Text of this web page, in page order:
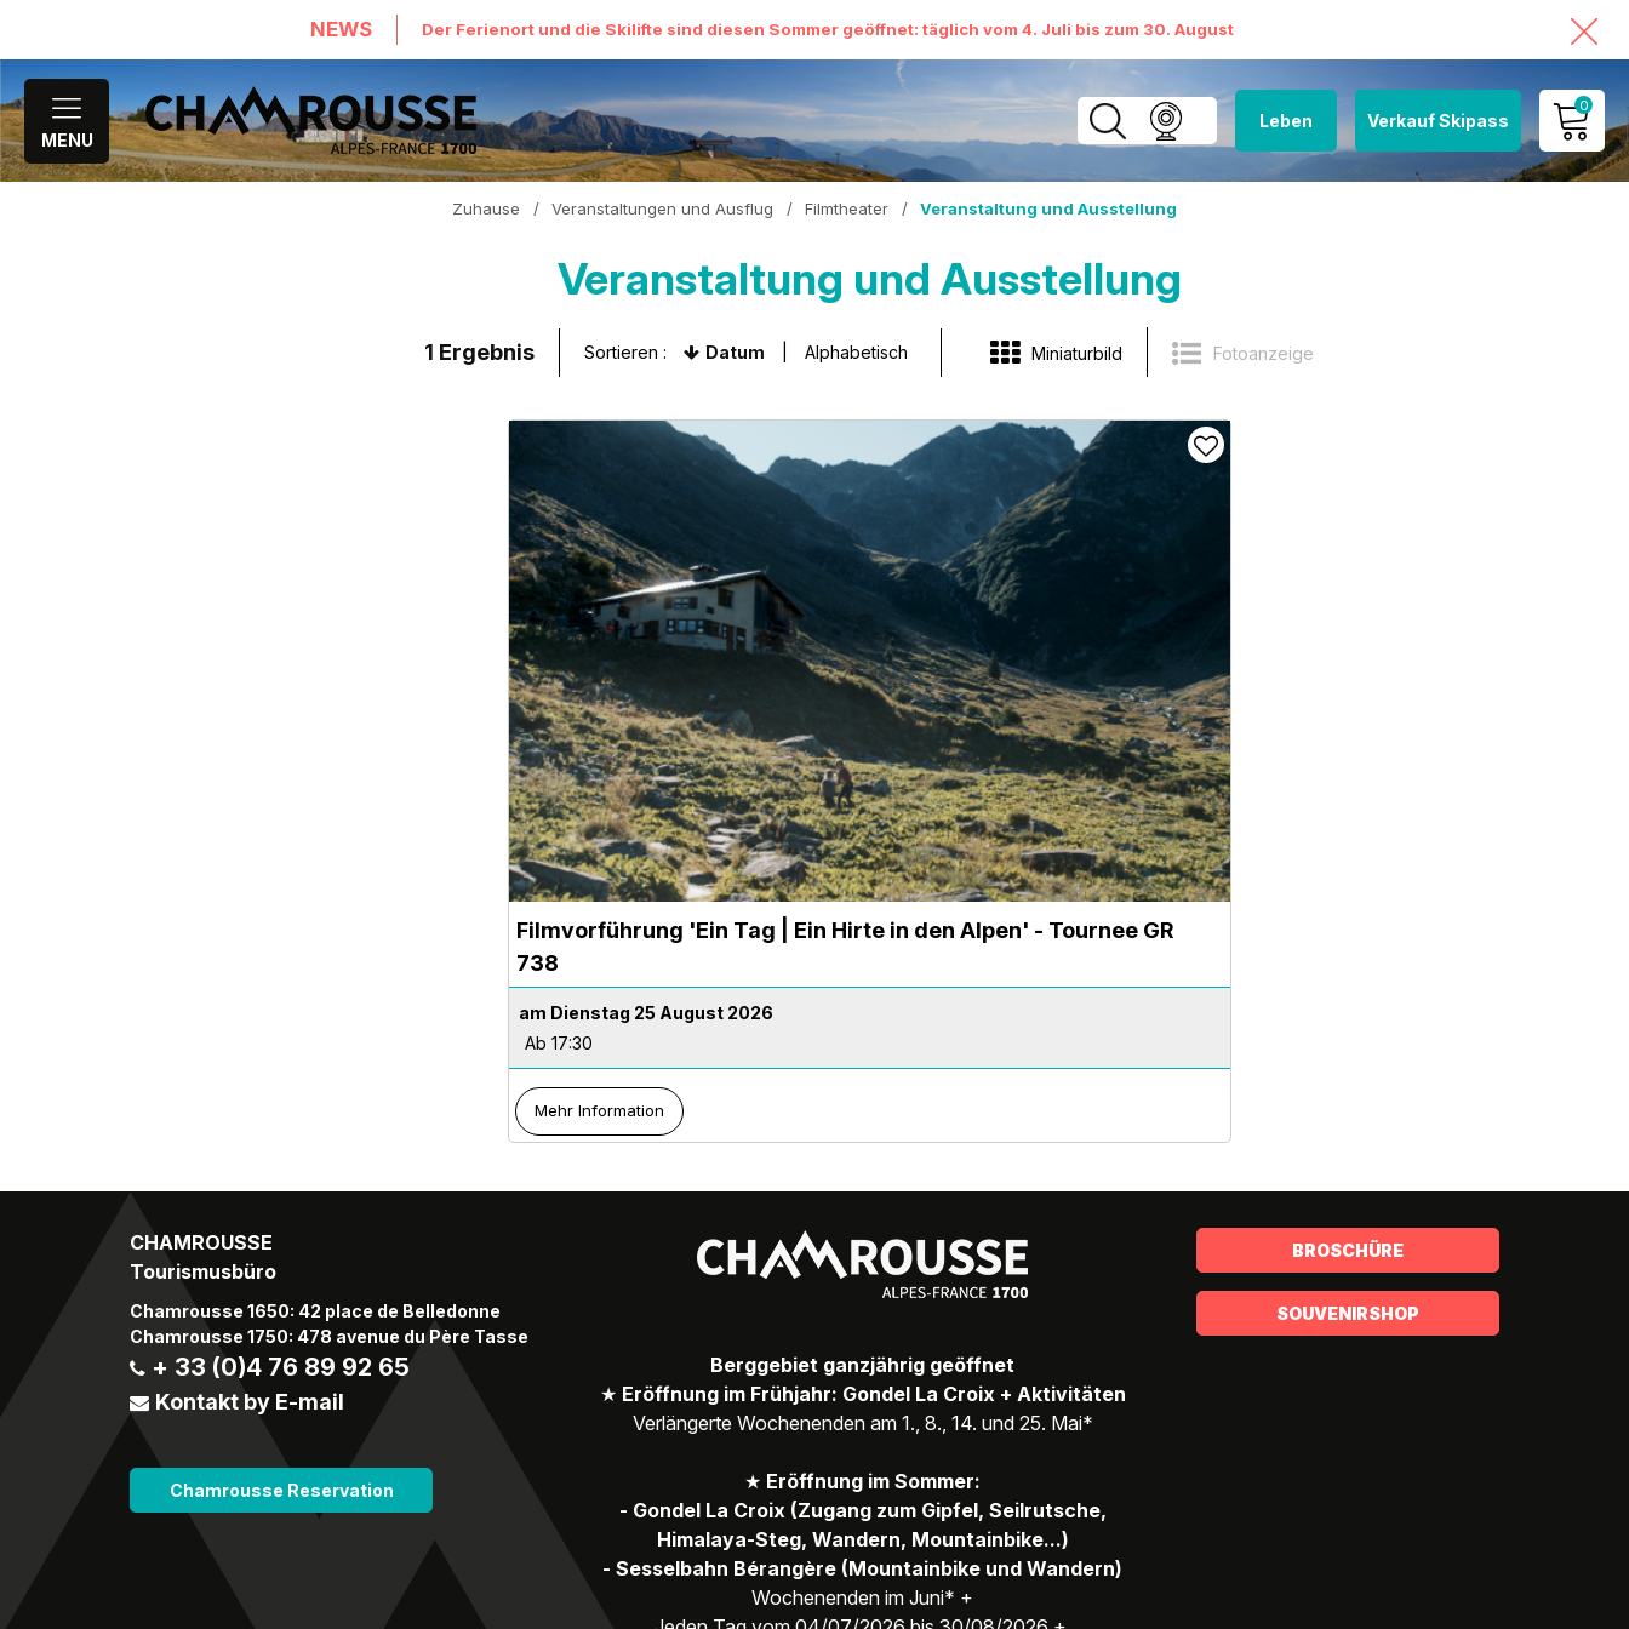
NEWS Der Ferienort und die Skilifte sind diesen Sommer geöffnet: täglich vom 4. Juli bis zum 30. August
MENU
Leben Verkauf Skipass
0
MEIN KONTO
Zuhause / Veranstaltungen und Ausflug / Filmtheater / Veranstaltung und Ausstellung
Veranstaltung und Ausstellung
Miniaturbild Fotoanzeige
1 Ergebnis Sortieren : Datum Alphabetisch
Filmvorführung 'Ein Tag | Ein Hirte in den Alpen' - Tournee GR
738
am Dienstag 25 August 2026
Ab 17:30
Mehr Information
CHAMROUSSE
Tourismusbüro
Chamrousse 1650: 42 place de Belledonne
Chamrousse 1750: 478 avenue du Père Tasse
+ 33 (0)4 76 89 92 65
Kontakt by E-mail
Chamrousse Reservation
Berggebiet ganzjährig geöffnet
★ Eröffnung im Frühjahr: Gondel La Croix + Aktivitäten
Verlängerte Wochenenden am 1., 8., 14. und 25. Mai*
★ Eröffnung im Sommer:
- Gondel La Croix (Zugang zum Gipfel, Seilrutsche,
Himalaya-Steg, Wandern, Mountainbike...)
- Sesselbahn Bérangère (Mountainbike und Wandern)
Wochenenden im Juni* +
BROSCHÜRE
SOUVENIRSHOP